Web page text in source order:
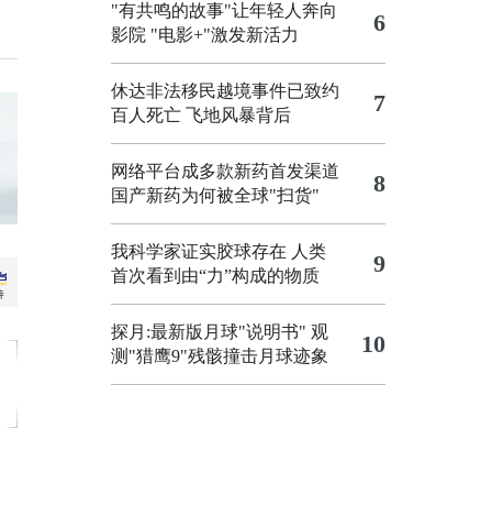
"有共鸣的故事"让年轻人奔向
影院 "电影+"激发新活力 6
休达非法移民越境事件已致约
百人死亡 飞地风暴背后 7
网络平台成多款新药首发渠道
国产新药为何被全球"扫货"
8
我科学家证实胶球存在 人类
首次看到由“力”构成的物质
9
探月:最新版月球"说明书" 观
测"猎鹰9"残骸撞击月球迹象
10